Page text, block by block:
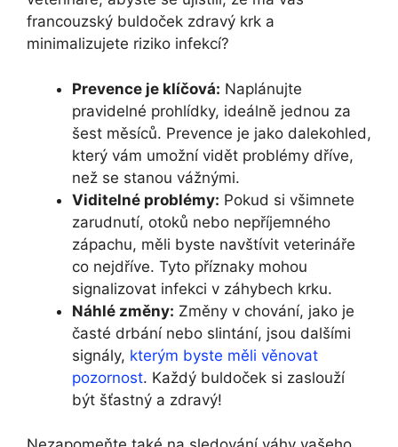
francouzský buldoček zdravý krk a
minimalizujete riziko‌ infekcí?
Prevence ⁢je klíčová: ⁣Naplánujte
pravidelné prohlídky, ideálně jednou za⁤
šest měsíců. Prevence je jako dalekohled,
který vám umožní vidět problémy dříve,
než se stanou vážnými.
Viditelné problémy: Pokud si všimnete
zarudnutí, ⁣otoků nebo nepříjemného
zápachu, měli byste navštívit ⁤veterináře
co nejdříve. Tyto ‍příznaky mohou
signalizovat⁤ infekci v‌ záhybech krku.
Náhlé změny: Změny v chování, jako je
časté‌ drbání nebo slintání, jsou dalšími
signály,​ kterým byste měli věnovat
pozornost. Každý buldoček ⁣si zaslouží
být šťastný a zdravý!